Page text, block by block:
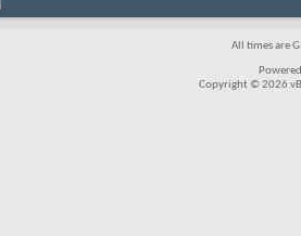
All times are
Copyright © 2026